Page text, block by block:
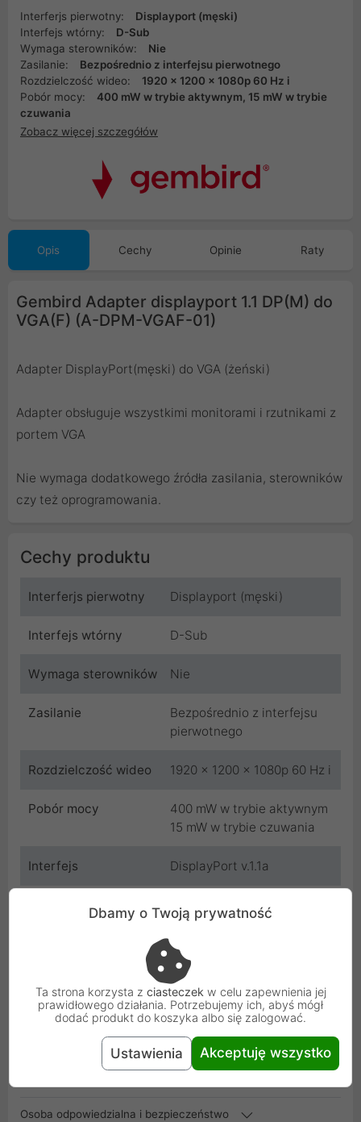
Interferjs pierwotny:
Displayport (męski)
Interfejs wtórny:
D-Sub
Wymaga sterowników:
Nie
Zasilanie:
Bezpośrednio z interfejsu pierwotnego
Rozdzielczość wideo:
1920 x 1200 x 1080p 60 Hz i
Pobór mocy:
400 mW w trybie aktywnym, 15 mW w trybie
czuwania
Zobacz więcej szczegółów
Opis Cechy Opinie Raty
Gembird Adapter displayport 1.1 DP(M) do
VGA(F) (A-DPM-VGAF-01)
Adapter DisplayPort(męski) do VGA (żeński)
Adapter obsługuje wszystkimi monitorami i rzutnikami z
portem VGA
Nie wymaga dodatkowego źródła zasilania, sterowników
czy też oprogramowania.
Cechy produktu
Interferjs pierwotny Displayport (męski)
Interfejs wtórny D-Sub
Wymaga sterowników Nie
Zasilanie
Bezpośrednio z interfejsu
pierwotnego
Rozdzielczość wideo 1920 x 1200 x 1080p 60 Hz i
Pobór mocy
400 mW w trybie aktywnym
15 mW w trybie czuwania
Interfejs DisplayPort v.1.1a
Producent Gembird
A-DPM-VGAF-01
A-DPM-VGAF-01
8716309086387
24 miesiące
Osoba odpowiedzialna i bezpieczeństwo
Dbamy o Twoją prywatność
Ta strona korzysta z ciasteczek w celu zapewnienia jej
prawidłowego działania. Potrzebujemy ich, abyś mógł
dodać produkt do koszyka albo się zalogować.
Ustawienia Akceptuję wszystko